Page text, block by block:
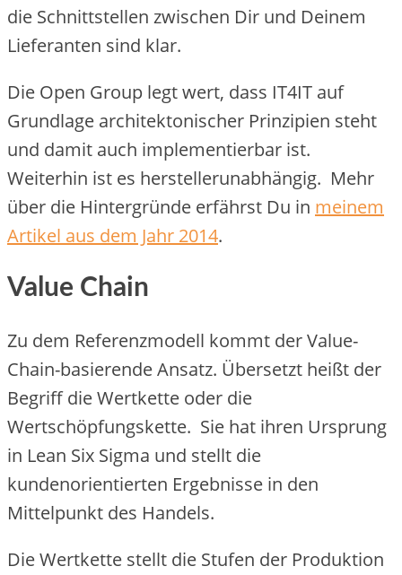
die Schnittstellen zwischen Dir und Deinem
Lieferanten sind klar.
Die Open Group legt wert, dass IT4IT auf
Grundlage architektonischer Prinzipien steht
und damit auch implementierbar ist.
Weiterhin ist es herstellerunabhängig. Mehr
über die Hintergründe erfährst Du in meinem
Artikel aus dem Jahr 2014.
Value Chain
Zu dem Referenzmodell kommt der Value-
Chain-basierende Ansatz. Übersetzt heißt der
Begriff die Wertkette oder die
Wertschöpfungskette. Sie hat ihren Ursprung
in Lean Six Sigma und stellt die
kundenorientierten Ergebnisse in den
Mittelpunkt des Handels.
Die Wertkette stellt die Stufen der Produktion